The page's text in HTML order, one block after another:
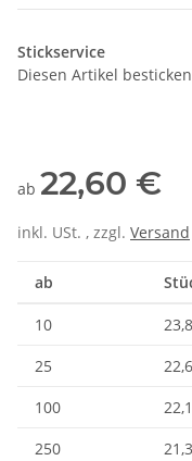
Stickservice
Diesen Artikel
ab 22,60 €
inkl. USt. , zzgl. Versand
ab
10
25
100
250